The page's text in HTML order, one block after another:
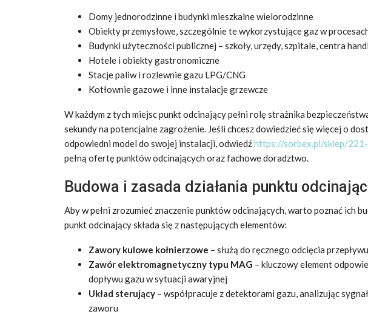
Domy jednorodzinne i budynki mieszkalne wielorodzinne
Obiekty przemysłowe, szczególnie te wykorzystujące gaz w
Budynki użyteczności publicznej – szkoły, urzędy, szpitale, centra
Hotele i obiekty gastronomiczne
Stacje paliw i rozlewnie gazu LPG/CNG
Kotłownie gazowe i inne instalacje grzewcze
W każdym z tych miejsc punkt odcinający pełni rolę strażnika
sekundy na potencjalne zagrożenie. Jeśli chcesz dowiedzieć się więcej o
odpowiedni model do swojej instalacji, odwiedźhttps://sorbex.pl/sklep/
pełną ofertę punktów odcinających oraz fachowe doradztwo.
Budowa i zasada działania punktu
Aby w pełni zrozumieć znaczenie punktów odcinających, warto poznać ich
punkt odcinający składa się z następujących elementów:
Zawory kulowe kołnierzowe – służą do ręcznego odcięcia
Zawór elektromagnetyczny typu MAG – kluczowy element
dopływu gazu w sytuacji awaryjnej
Układ sterujący – współpracuje z detektorami gazu, analizując
zaworu